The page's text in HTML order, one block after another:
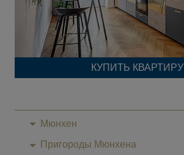
КУПИТЬ КВАРТИРУ
Мюнхен
Пригороды Мюнхена